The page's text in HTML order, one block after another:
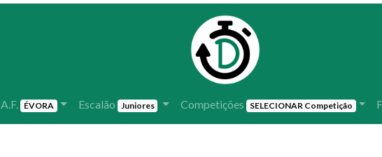
A.F. ÉVORA Escalão Juniores Competições SELECIONAR Competição